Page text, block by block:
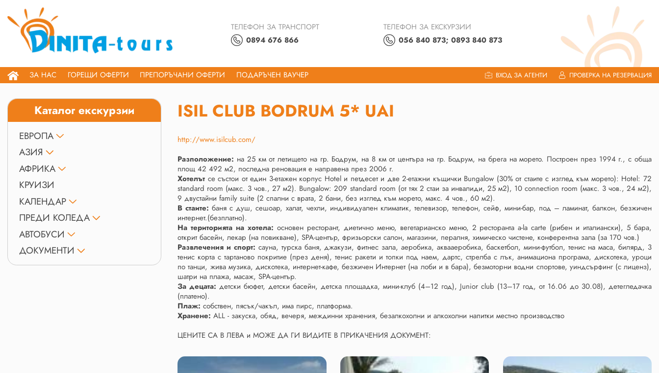
ТЕЛЕФОН ЗА ТРАНСПОРТ
0894 676 866
ТЕЛЕФОН ЗА ЕКСКУРЗИИ
056 840 873; 0893 840 873
ЗА НАС ГОРЕЩИ ОФЕРТИ ПРЕПОРЪЧАНИ ОФЕРТИ ПОДАРЪЧЕН ВАУЧЕР ВХОД ЗА АГЕНТИ ПРОВЕРКА НА РЕЗЕРВАЦИЯ
Каталог екскурзии
ЕВРОПА
АЗИЯ
АФРИКА
КРУИЗИ
КАЛЕНДАР
ПРЕДИ КОЛЕДА
АВТОБУСИ
ДОКУМЕНТИ
ISIL CLUB BODRUM 5* UAI
http://www.isilcub.com/
Разположение: на 25 км от летището на гр. Бодрум, на 8 км от центъра на гр. Бодрум, на брега на морето. Построен през 1994 г., с обща
площ 42 492 м2, последна реновация е направена през 2006 г.
Хотелът се състои от един 3-етажен корпус Hotel и петдесет и две 2-етажни къщички Bungalow (30% от стаите с изглед към морето): Hotel: 72
standard room (макс. 3 чов., 27 м2). Bungalow: 209 standard room (от тях 2 стаи за инвалиди, 25 м2), 10 connection room (макс. 3 чов., 24 м2),
9 двустайни family suite (2 спални с врата, 2 бани, без изглед към морето, макс. 4 чов., 60 м2).
В стаите:баня с душ, сешоар, халат, чехли, индивидуален климатик, телевизор, телефон, сейф, мини-бар, под – ламинат, балкон, безжичен
интернет.(безплатно).
На територията на хотела: основен ресторант, диетично меню, вегетарианско меню, 2 ресторанта a-la carte (рибен и италиански), 5 бара,
открит басейн, лекар (на повикване), SPA-център, фризьорски салон, магазини, пералня, химическо чистене, конферентна зала (за 170 чов.)
Развлечения и спорт: сауна, турска баня, джакузи, фитнес зала, аеробика, аквааеробика, баскетбол, мини-футбол, тенис на маса, билярд, 3
тенис корта с тартаново покритие (през деня), тенис ракети и топки под наем, дартс, стрелба с лък, анимациона програма, дискотека, уроци
по танци, жива музика, дискотека, интернет-кафе, безжичен Интернет (на лоби и в бара), безмоторни водни спортове, уиндсърфинг (с лиценз),
шатри на плажа, масаж, SPA-център.
За децата:детски бюфет, детски басейн, детска площадка, мини-клуб (4–12 год), Junior club (13–17 год, от 16.06 до 30.08), детегледачка
(платено).
Плаж:собствен, пясък/чакъл, има пирс, платформа.
Хранене: ALL - закуска, обяд, вечеря, междинни хранения, безалкохолни и алкохолни напитки местно производство
ЦЕНИТЕ СА В ЛЕВА и МОЖЕ ДА ГИ ВИДИТЕ В ПРИКАЧЕНИЯ ДОКУМЕНТ: